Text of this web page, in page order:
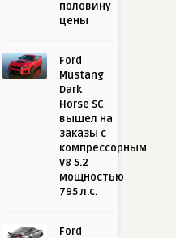
половину
цены
Ford
Mustang
Dark
Horse SC
вышел на
заказы с
компрессорным
V8 5.2
мощностью
795 л.с.
Ford